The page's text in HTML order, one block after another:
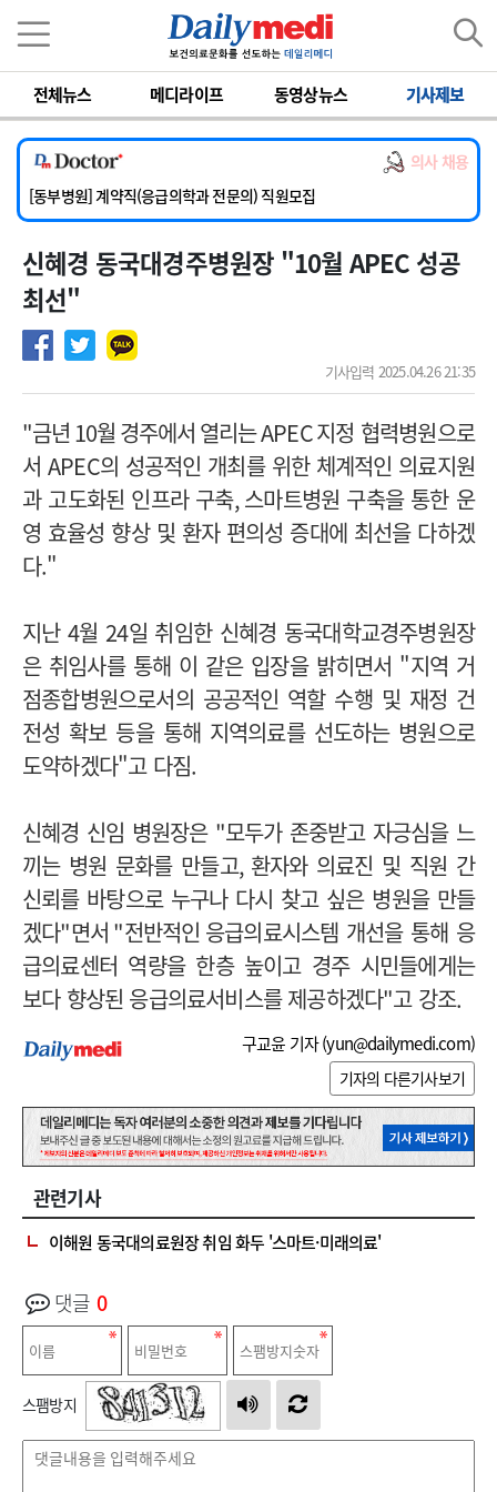
전체뉴스 메디라이프 동영상뉴스 기사제보
의사 채용
[서울아산병원] 2026년 하반기 인턴 모집
[영남대학교의료원] 마취통증의학과 임기제 임상의사 채용
[충남대학교병원] 소아청소년과(소아응급전담) 계약직 의사 공개채용
[동부병원] 계약직(응급의학과 전문의) 직원모집
[이대목동병원] 하반기 전공의(레지던트1년차) 모집
[서울아산병원] 2026년 하반기 인턴 모집
[영남대학교의료원] 마취통증의학과 임기제 임상의사 채용
신혜경 동국대경주병원장 "10월 APEC 성공
최선"
기사입력 2025.04.26 21:35
"금년 10월 경주에서 열리는 APEC지정 협력병원으로
서 APEC의 성공적인 개최를 위한 체계적인 의료지원
과 고도화된 인프라 구축,스마트병원 구축을 통한 운
영 효율성 향상 및 환자 편의성 증대에 최선을 다하겠
다."
지난 4월 24일 취임한 신혜경 동국대학교경주병원장
은 취임사를 통해 이 같은 입장을 밝히면서 "지역 거
점종합병원으로서의 공공적인 역할 수행 및 재정 건
전성 확보 등을 통해 지역의료를 선도하는 병원으로
도약하겠다"고 다짐.
신혜경 신임 병원장은 "모두가 존중받고 자긍심을 느
끼는 병원 문화를 만들고, 환자와 의료진 및 직원 간
신뢰를 바탕으로 누구나 다시 찾고 싶은 병원을 만들
겠다"면서 "전반적인 응급의료시스템 개선을 통해 응
급의료센터 역량을 한층 높이고 경주 시민들에게는
보다 향상된 응급의료서비스를 제공하겠다"고 강조.
구교윤 기자 (yun@dailymedi.com)
기자의 다른기사보기
관련기사
이해원 동국대의료원장 취임 화두 '스마트·미래의료'
댓글 0
스팸방지